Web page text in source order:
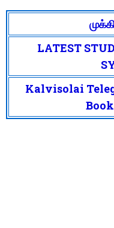
LATEST
Kalvisolai